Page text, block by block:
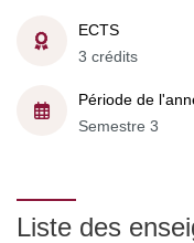
ECTS
3 crédits
Période de
Semestre 3
Liste des